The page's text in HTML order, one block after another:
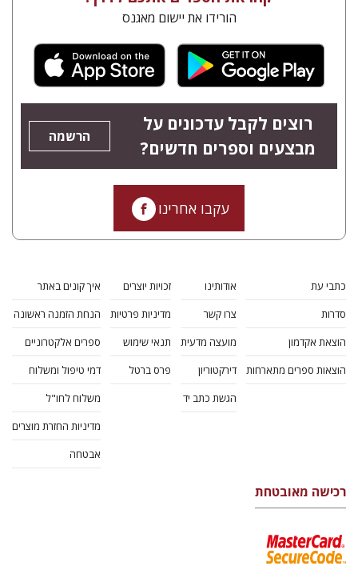
הורידו את יישום מאגנס
רוצים לקבל עדכונים על
מבצעים וספרים חדשים?
הרשמה
עקבו אחרינו
כתבי עת
סדרות
הוצאת אקדמון
הוצאות ספרים מתארחות
אודותינו
צרו קשר
מועצה מדעית
דירקטוריון
הגשת כתב יד
זכויות יוצרים
מדיניות פרטיות
תנאי שימוש
פרס ברטל
איך קונים באתר
הנחת הזמנה ראשונה
ספרים אלקטרוניים
דמי טיפול ומשלוח
משלוח לחו"ל
מדיניות החזרת מוצרים
אבטחה
רכישה מאובטחת